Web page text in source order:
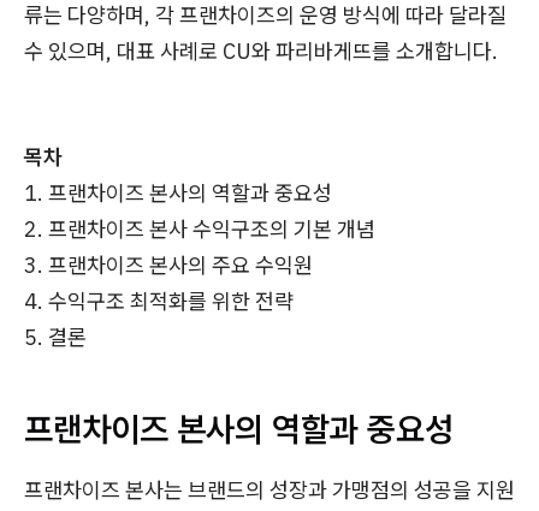
류는 다양하며, 각 프랜차이즈의 운영 방식에 따라 달라질
수 있으며, 대표 사례로 CU와 파리바게뜨를 소개합니다.
목차
1. 프랜차이즈 본사의 역할과 중요성
2. 프랜차이즈 본사 수익구조의 기본 개념
3. 프랜차이즈 본사의 주요 수익원
4. 수익구조 최적화를 위한 전략
5. 결론
프랜차이즈 본사의 역할과 중요성
프랜차이즈 본사는 브랜드의 성장과 가맹점의 성공을 지원